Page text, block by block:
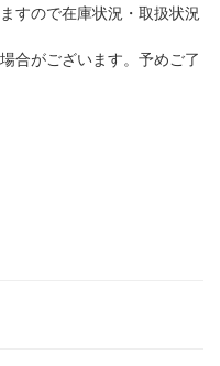
すので在庫状況・取扱状況
合がございます。予めご了